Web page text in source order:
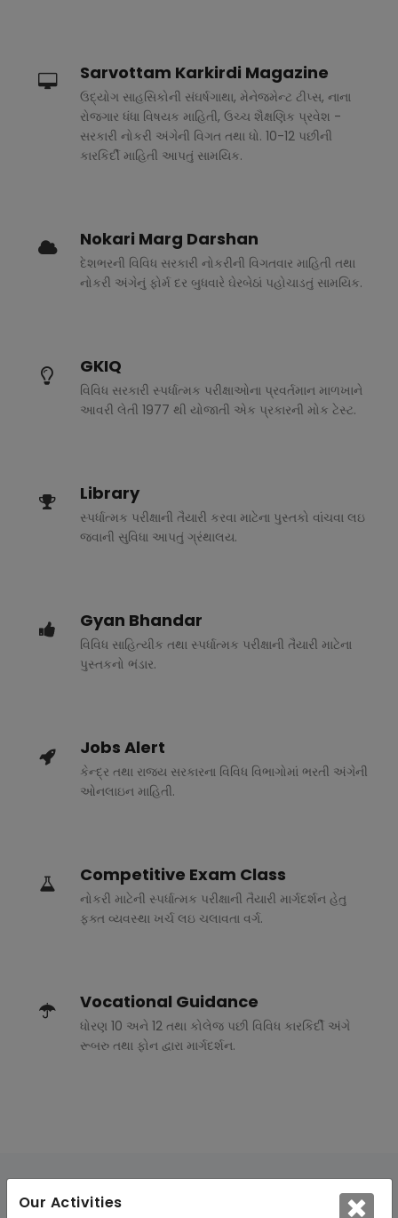
Our Activities
Sarvottam Karkirdi Magazine
ઉદ્યોગ સાહસિકોની સંઘર્ષગાથા, મેનેજમેન્ટ ટીપ્સ, નાના
રોજગાર ધંધા વિષયક માહિતી, ઉચ્ચ શૈક્ષણિક પ્રવેશ -
સરકારી નોકરી અંગેની વિગત તથા ધો. 10-12 પછીની
કારકિર્દી માહિતી આપતું સામયિક.
Nokari Marg Darshan
દેશભરની વિવિધ સરકારી નોકરીની વિગતવાર માહિતી તથા
નોકરી અંગેનું ફોર્મ દર બુધવારે ઘેરબેઠાં પહોચાડતું સામયિક.
GKIQ
વિવિધ સરકારી સ્પર્ધાત્મક પરીક્ષાઓના પ્રવર્તમાન માળખાને
આવરી લેતી 1977 થી યોજાતી એક પ્રકારની મોક ટેસ્ટ.
Library
સ્પર્ધાત્મક પરીક્ષાની તૈયારી કરવા માટેના પુસ્તકો વાંચવા લઇ
જવાની સુવિધા આપતું ગ્રંથાલય.
Gyan Bhandar
વિવિધ સાહિત્યીક તથા સ્પર્ધાત્મક પરીક્ષાની તૈયારી માટેના
પુસ્તકનો ભંડાર.
Jobs Alert
કેન્દ્ર તથા રાજ્ય સરકારના વિવિધ વિભાગોમાં ભરતી અંગેની
ઓનલાઇન માહિતી.
Competitive Exam Class
નોકરી માટેની સ્પર્ધાત્મક પરીક્ષાની તૈયારી માર્ગદર્શન હેતુ
ફક્ત વ્યવસ્થા ખર્ચ લઇ ચલાવતા વર્ગ.
Vocational Guidance
ધોરણ 10 અને 12 તથા કોલેજ પછી વિવિધ કારકિર્દી અંગે
રૂબરુ તથા ફોન દ્વારા માર્ગદર્શન.